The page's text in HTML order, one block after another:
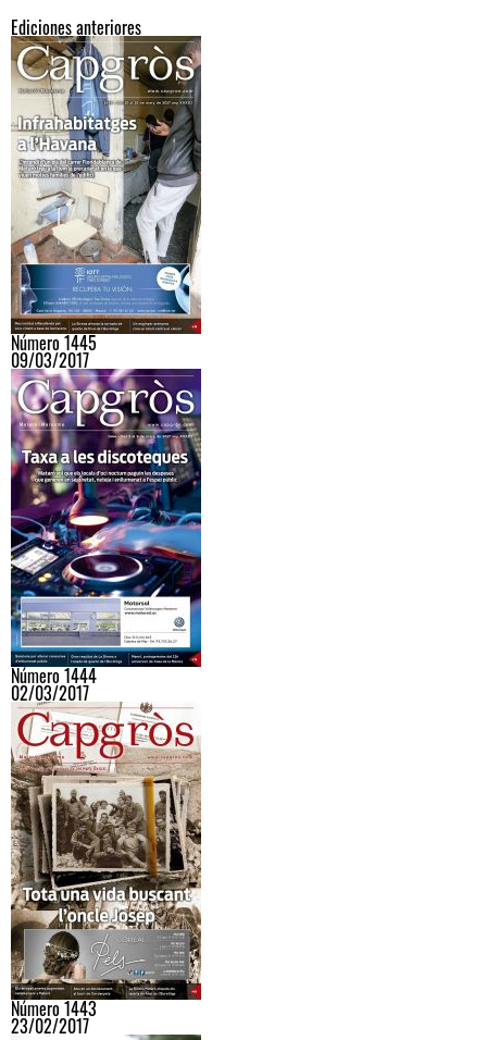
Ediciones anteriores
Número 1445
09/03/2017
Número 1444
02/03/2017
Número 1443
23/02/2017